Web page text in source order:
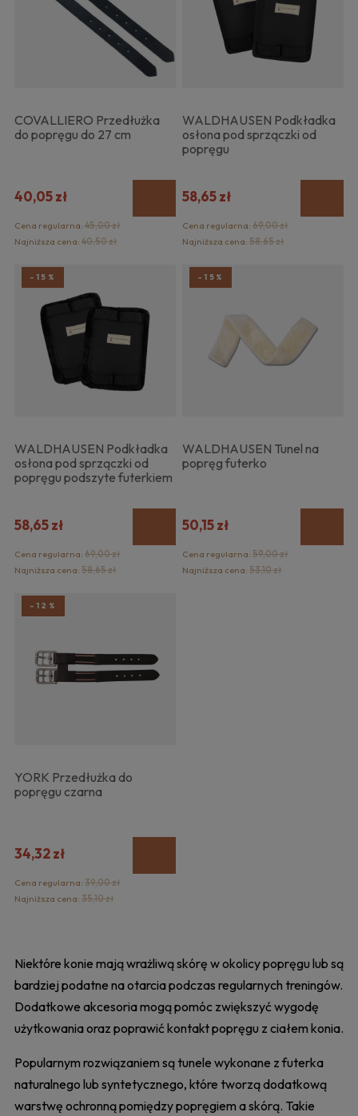
COVALLIERO Przedłużka
do popręgu do 27 cm
40,05 zł
Cena regularna: 45,00 zł
Najniższa cena: 40,50 zł
WALDHAUSEN Podkładka
osłona pod sprzączki od
popręgu
58,65 zł
Cena regularna:69,00 zł
Najniższa cena:58,65 zł
WALDHAUSEN Podkładka
osłona pod sprzączki od
popręgu podszyte futerkiem
58,65 zł
Cena regularna: 69,00 zł
Najniższa cena: 58,65 zł
-15%
WALDHAUSEN Tunel na
popręg futerko
50,15 zł
Cena regularna:59,00 zł
Najniższa cena:53,10 zł
-15%
YORK Przedłużka do
popręgu czarna
34,32 zł
Cena regularna: 39,00 zł
Najniższa cena: 35,10 zł
-12%
Niektóre konie mają wrażliwą skórę w okolicy popręgu lub są
bardziej podatne na otarcia podczas regularnych treningów.
Dodatkowe akcesoria mogą pomóc zwiększyć wygodę
użytkowania oraz poprawić kontakt popręgu z ciałem konia.
Popularnym rozwiązaniem są tunele wykonane z futerka
naturalnego lub syntetycznego, które tworzą dodatkową
warstwę ochronną pomiędzy popręgiem a skórą. Takie